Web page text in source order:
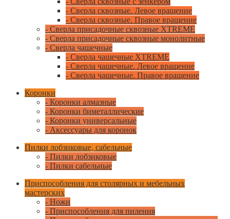
- Сверла сквозные. Левое вращение
- Сверла сквозные. Правое вращение
- Сверла присадочные сквозные XTREME
- Сверла присадочные сквозные монолитные
- Сверла чашечные
- Сверла чашечные XTREME
- Сверла чашечные. Левое вращение
- Сверла чашечные. Правое вращение
Коронки
- Коронки алмазные
- Коронки биметаллические
- Коронки универсальные
- Аксессуары для коронок
Пилки лобзиковые, сабельные
- Пилки лобзиковые
- Пилки сабельные
Приспособления для столярных и мебельных
мастерских
- Ножи
- Приспособления для пиления